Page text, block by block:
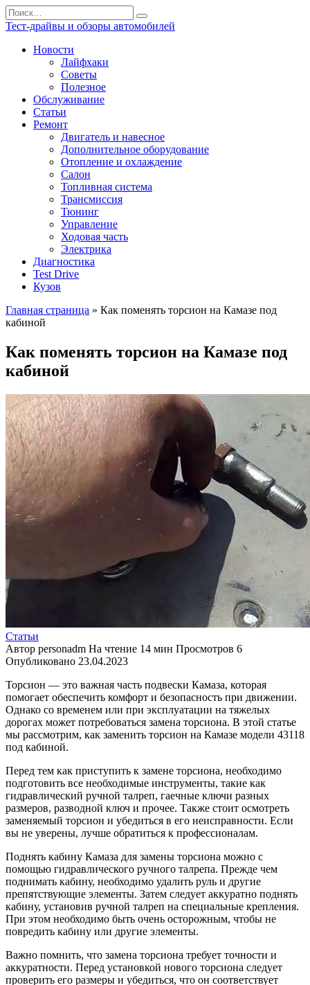
Перейти
к
содержанию
Search
for:
Тест-драйвы и обзоры автомобилей
Новости
Лайфхаки
Советы
Полезное
Обслуживание
Статьи
Ремонт
Двигатель и навесное
Дополнительное оборудование
Отопление и охлаждение
Салон
Топливная система
Трансмиссия
Тюнинг
Управление
Ходовая часть
Электрика
Диагностика
Test Drive
Кузов
Главная страница » Как поменять торсион на Камазе под
кабиной
Как поменять торсион на Камазе под
кабиной
Статьи
Автор personadm На чтение 14 мин Просмотров 6
Опубликовано 23.04.2023
Торсион — это важная часть подвески Камаза, которая
помогает обеспечить комфорт и безопасность при движении.
Однако со временем или при эксплуатации на тяжелых
дорогах может потребоваться замена торсиона. В этой статье
мы рассмотрим, как заменить торсион на Камазе модели 43118
под кабиной.
Перед тем как приступить к замене торсиона, необходимо
подготовить все необходимые инструменты, такие как
гидравлический ручной талреп, гаечные ключи разных
размеров, разводной ключ и прочее. Также стоит осмотреть
заменяемый торсион и убедиться в его неисправности. Если
вы не уверены, лучше обратиться к профессионалам.
Поднять кабину Камаза для замены торсиона можно с
помощью гидравлического ручного талрепа. Прежде чем
поднимать кабину, необходимо удалить руль и другие
препятствующие элементы. Затем следует аккуратно поднять
кабину, установив ручной талреп на специальные крепления.
При этом необходимо быть очень осторожным, чтобы не
повредить кабину или другие элементы.
Важно помнить, что замена торсиона требует точности и
аккуратности. Перед установкой нового торсиона следует
проверить его размеры и убедиться, что он соответствует